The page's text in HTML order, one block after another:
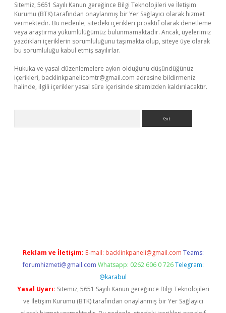
Sitemiz, 5651 Sayılı Kanun gereğince Bilgi Teknolojileri ve İletişim
Kurumu (BTK) tarafından onaylanmış bir Yer Sağlayıcı olarak hizmet
vermektedir. Bu nedenle, sitedeki içerikleri proaktif olarak denetleme
veya araştırma yükümlülüğümüz bulunmamaktadır. Ancak, üyelerimiz
yazdıkları içeriklerin sorumluluğunu taşımakta olup, siteye üye olarak
bu sorumluluğu kabul etmiş sayılırlar.
Hukuka ve yasal düzenlemelere aykırı olduğunu düşündüğünüz
içerikleri, backlinkpanelicomtr@gmail.com adresine bildirmeniz
halinde, ilgili içerikler yasal süre içerisinde sitemizden kaldırılacaktır.
Reklam ve İletişim: E-mail: backlinkpaneli@gmail.com Teams:
forumhizmeti@gmail.com Whatsapp: 0262 606 0 726 Telegram:
@karabul
Yasal Uyarı: Sitemiz, 5651 Sayılı Kanun gereğince Bilgi Teknolojileri
ve İletişim Kurumu (BTK) tarafından onaylanmış bir Yer Sağlayıcı